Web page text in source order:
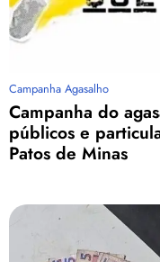
Campanha Agasalho
Campanha do
públicos e
Patos de Minas